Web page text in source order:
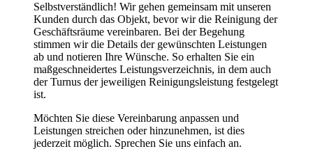
Selbstverständlich! Wir gehen gemeinsam mit unseren
Kunden durch das Objekt, bevor wir die Reinigung der
Geschäftsräume vereinbaren. Bei der Begehung
stimmen wir die Details der gewünschten Leistungen
ab und notieren Ihre Wünsche. So erhalten Sie ein
maßgeschneidertes Leistungsverzeichnis, in dem auch
der Turnus der jeweiligen Reinigungsleistung festgelegt
ist.
Möchten Sie diese Vereinbarung anpassen und
Leistungen streichen oder hinzunehmen, ist dies
jederzeit möglich. Sprechen Sie uns einfach an.